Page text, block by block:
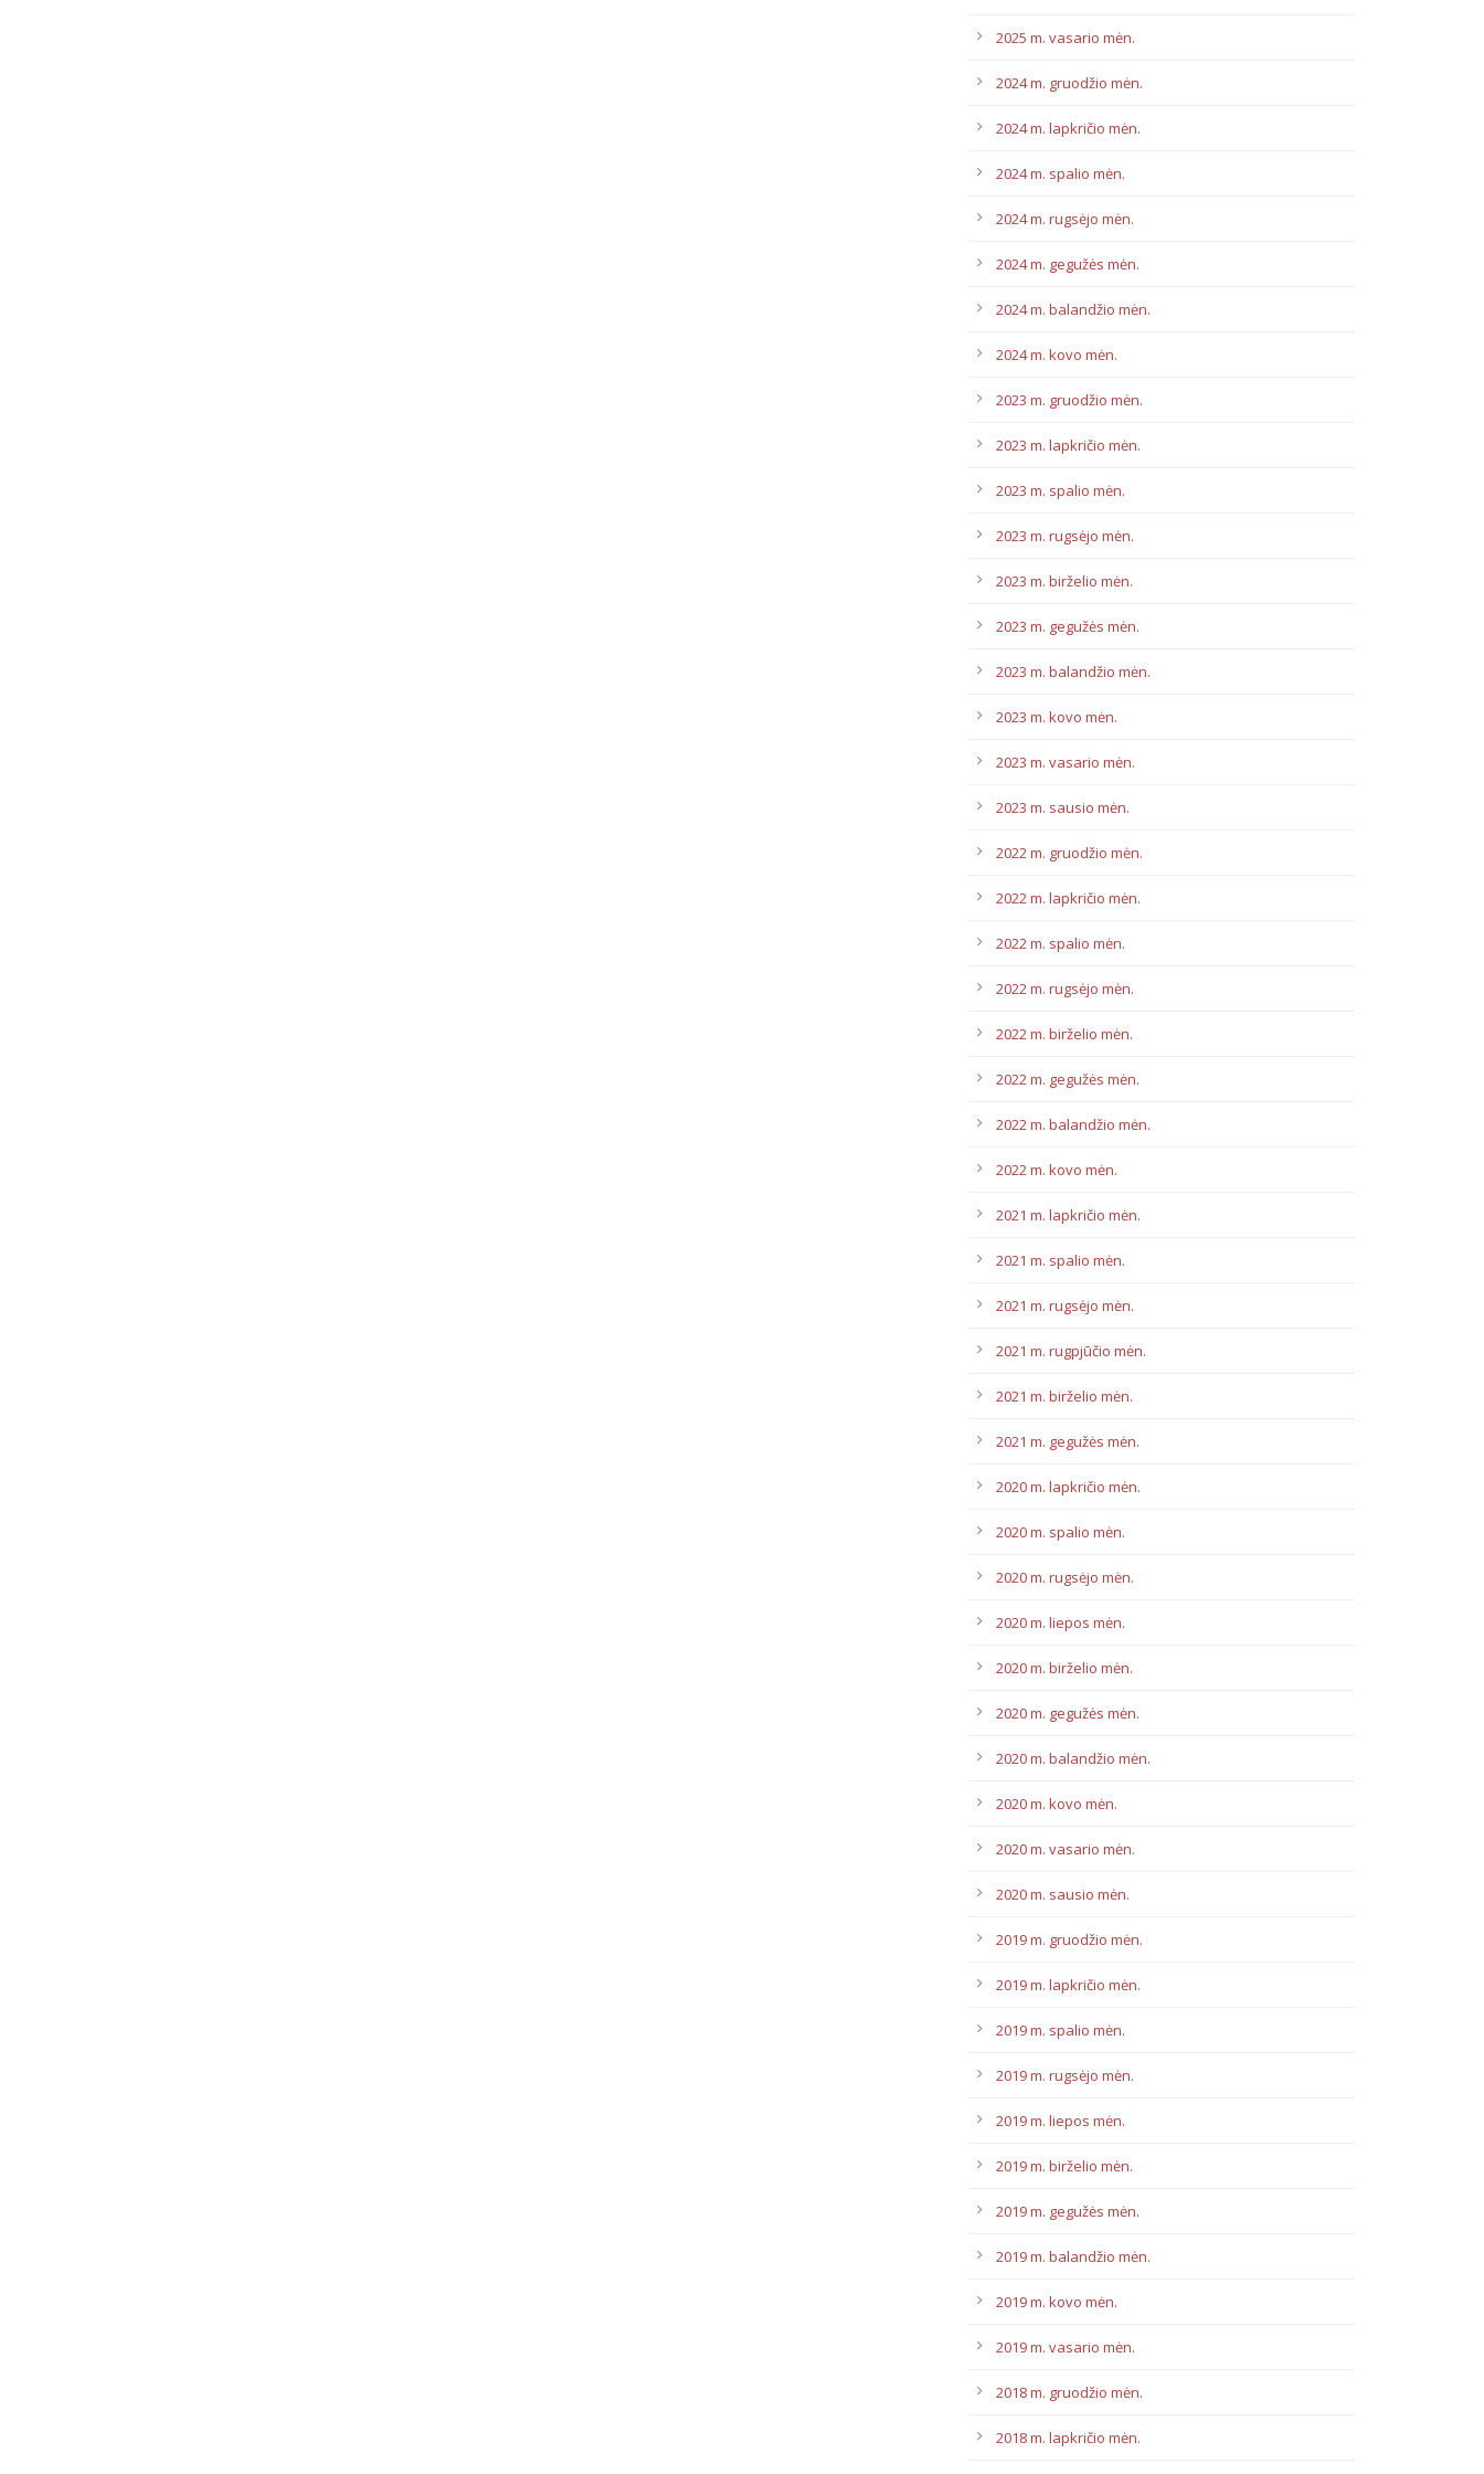
2025 m. vasario mėn.
2024 m. gruodžio mėn.
2024 m. lapkričio mėn.
2024 m. spalio mėn.
2024 m. rugsėjo mėn.
2024 m. gegužės mėn.
2024 m. balandžio mėn.
2024 m. kovo mėn.
2023 m. gruodžio mėn.
2023 m. lapkričio mėn.
2023 m. spalio mėn.
2023 m. rugsėjo mėn.
2023 m. birželio mėn.
2023 m. gegužės mėn.
2023 m. balandžio mėn.
2023 m. kovo mėn.
2023 m. vasario mėn.
2023 m. sausio mėn.
2022 m. gruodžio mėn.
2022 m. lapkričio mėn.
2022 m. spalio mėn.
2022 m. rugsėjo mėn.
2022 m. birželio mėn.
2022 m. gegužės mėn.
2022 m. balandžio mėn.
2022 m. kovo mėn.
2021 m. lapkričio mėn.
2021 m. spalio mėn.
2021 m. rugsėjo mėn.
2021 m. rugpjūčio mėn.
2021 m. birželio mėn.
2021 m. gegužės mėn.
2020 m. lapkričio mėn.
2020 m. spalio mėn.
2020 m. rugsėjo mėn.
2020 m. liepos mėn.
2020 m. birželio mėn.
2020 m. gegužės mėn.
2020 m. balandžio mėn.
2020 m. kovo mėn.
2020 m. vasario mėn.
2020 m. sausio mėn.
2019 m. gruodžio mėn.
2019 m. lapkričio mėn.
2019 m. spalio mėn.
2019 m. rugsėjo mėn.
2019 m. liepos mėn.
2019 m. birželio mėn.
2019 m. gegužės mėn.
2019 m. balandžio mėn.
2019 m. kovo mėn.
2019 m. vasario mėn.
2018 m. gruodžio mėn.
2018 m. lapkričio mėn.